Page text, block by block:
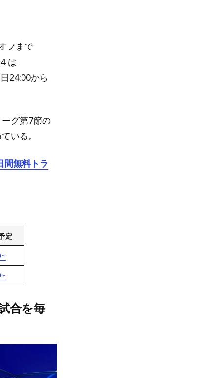
フまで
は
24:00から
グ第7節の
いる。
無料トラ
定
合を毎